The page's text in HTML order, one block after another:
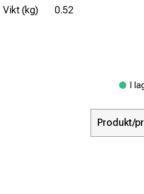
Vikt (kg)
0.52
I
Produkt/